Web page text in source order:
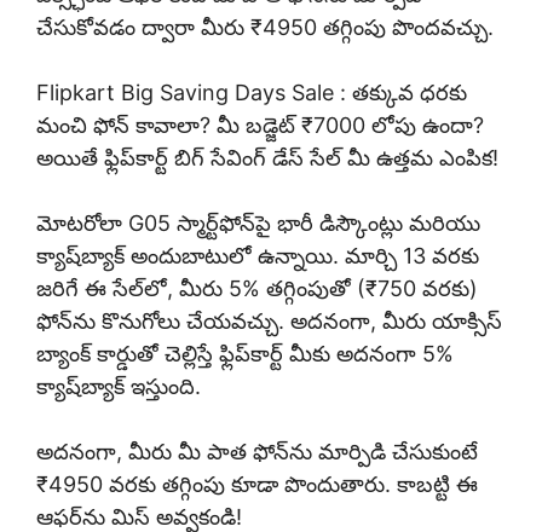
చేసుకోవడం ద్వారా మీరు ₹4950 తగ్గింపు పొందవచ్చు.
Flipkart Big Saving Days Sale : తక్కువ ధరకు
మంచి ఫోన్ కావాలా? మీ బడ్జెట్ ₹7000 లోపు ఉందా?
అయితే ఫ్లిప్‌కార్ట్ బిగ్ సేవింగ్ డేస్ సేల్ మీ ఉత్తమ ఎంపిక!
మోటరోలా G05 స్మార్ట్‌ఫోన్‌పై భారీ డిస్కౌంట్లు మరియు
క్యాష్‌బ్యాక్ అందుబాటులో ఉన్నాయి. మార్చి 13 వరకు
జరిగే ఈ సేల్‌లో, మీరు 5% తగ్గింపుతో (₹750 వరకు)
ఫోన్‌ను కొనుగోలు చేయవచ్చు. అదనంగా, మీరు యాక్సిస్
బ్యాంక్ కార్డుతో చెల్లిస్తే ఫ్లిప్‌కార్ట్ మీకు అదనంగా 5%
క్యాష్‌బ్యాక్ ఇస్తుంది.
అదనంగా, మీరు మీ పాత ఫోన్‌ను మార్పిడి చేసుకుంటే
₹4950 వరకు తగ్గింపు కూడా పొందుతారు. కాబట్టి ఈ
ఆఫర్‌ను మిస్ అవ్వకండి!